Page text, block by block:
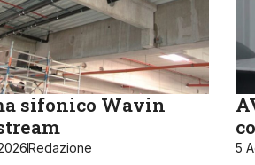
sifonico Wavin
Redazione 5